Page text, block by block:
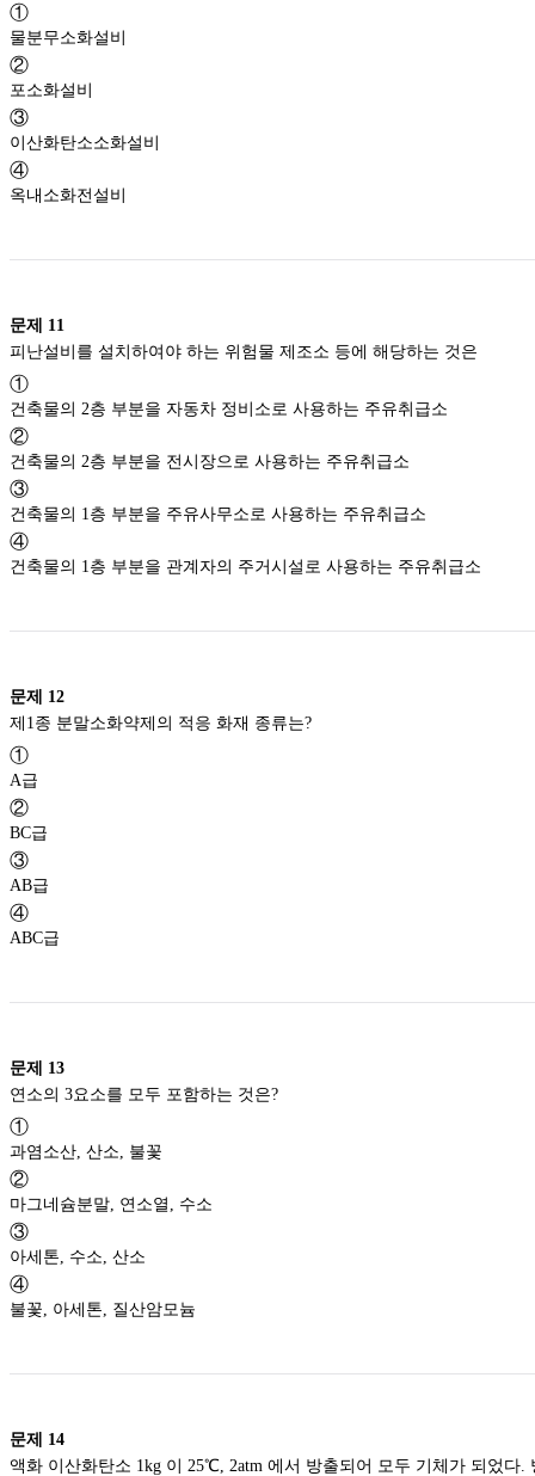
①
물분무소화설비
②
포소화설비
③
이산화탄소소화설비
④
옥내소화전설비
문제 11
①
건축물의 2층 부분을 자동차 정비소로 사용하는 주유취급소
②
건축물의 2층 부분을 전시장으로 사용하는 주유취급소
③
건축물의 1층 부분을 주유사무소로 사용하는 주유취급소
④
건축물의 1층 부분을 관계자의 주거시설로 사용하는 주유취급소
문제 12
①
A급
②
BC급
③
AB급
④
ABC급
문제 13
①
과염소산, 산소, 불꽃
②
마그네슘분말, 연소열, 수소
③
아세톤, 수소, 산소
④
불꽃, 아세톤, 질산암모늄
문제 14
액화 이산화탄소 1kg 이 25℃, 2atm 에서 방출되어 모두 기체가 되었다.